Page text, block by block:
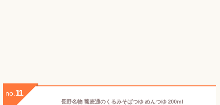
no. 11
長野名物 蕎麦通のくるみそばつゆ めんつゆ 200ml